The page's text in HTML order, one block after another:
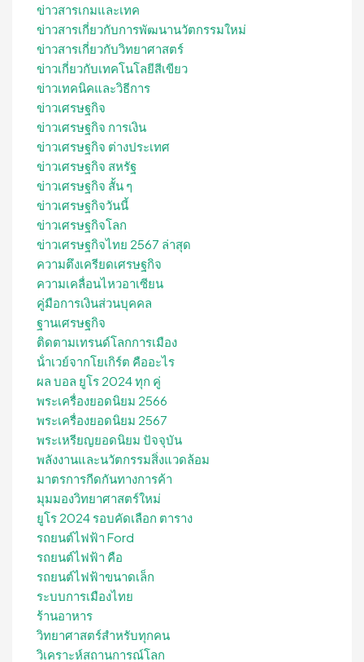
ข่าวสารเกมและเทค
ข่าวสารเกี่ยวกับการพัฒนานวัตกรรมใหม่
ข่าวสารเกี่ยวกับวิทยาศาสตร์
ข่าวเกี่ยวกับเทคโนโลยีสีเขียว
ข่าวเทคนิคและวิธีการ
ข่าวเศรษฐกิจ
ข่าวเศรษฐกิจ การเงิน
ข่าวเศรษฐกิจ ต่างประเทศ
ข่าวเศรษฐกิจ สหรัฐ
ข่าวเศรษฐกิจ สั้น ๆ
ข่าวเศรษฐกิจวันนี้
ข่าวเศรษฐกิจโลก
ข่าวเศรษฐกิจไทย 2567 ล่าสุด
ความตึงเครียดเศรษฐกิจ
ความเคลื่อนไหวอาเซียน
คู่มือการเงินส่วนบุคคล
ฐานเศรษฐกิจ
ติดตามเทรนด์โลกการเมือง
น้ําเวย์จากโยเกิร์ต คืออะไร
ผล บอล ยูโร 2024 ทุก คู่
พระเครื่องยอดนิยม 2566
พระเครื่องยอดนิยม 2567
พระเหรียญยอดนิยม ปัจจุบัน
พลังงานและนวัตกรรมสิ่งแวดล้อม
มาตรการกีดกันทางการค้า
มุมมองวิทยาศาสตร์ใหม่
ยูโร 2024 รอบคัดเลือก ตาราง
รถยนต์ไฟฟ้า Ford
รถยนต์ไฟฟ้า คือ
รถยนต์ไฟฟ้าขนาดเล็ก
ระบบการเมืองไทย
ร้านอาหาร
วิทยาศาสตร์สำหรับทุกคน
วิเคราะห์สถานการณ์โลก